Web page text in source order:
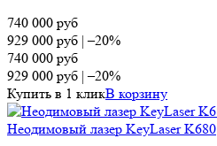
740 000 руб
929 000 руб |–20%
740 000 руб
929 000 руб |–20%
Купить в 1 кликВ корзину
Неодимовый лазер KeyLaser K680